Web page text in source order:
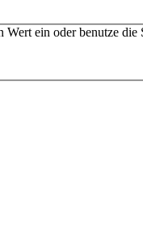
ein oder benutze